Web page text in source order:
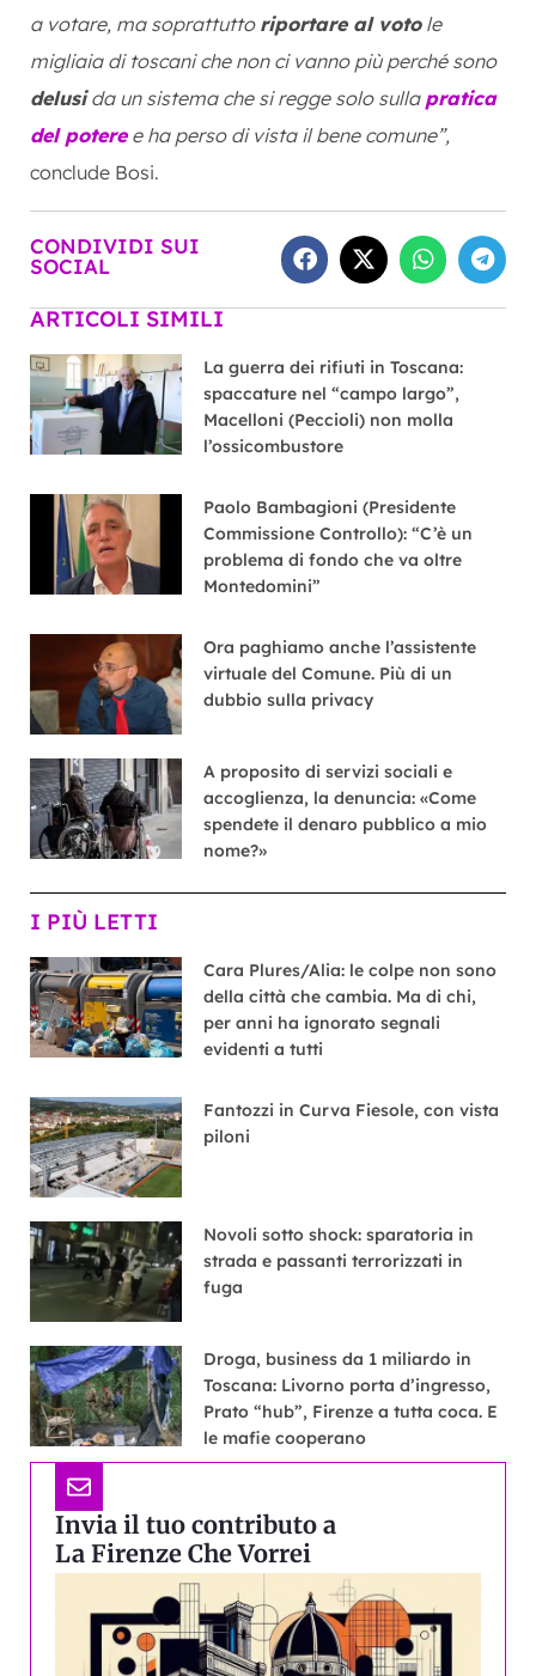
a votare, ma soprattutto riportare al votole
migliaia di toscani che non ci vanno più perché sono
delusida un sistema che si regge solo sulla pratica
del poteree ha perso di vista il bene comune”,
conclude Bosi.
CONDIVIDI SUI
SOCIAL
ARTICOLI SIMILI
La guerra dei rifiuti in Toscana:
spaccature nel “campo largo”,
Macelloni (Peccioli) non molla
l’ossicombustore
Paolo Bambagioni (Presidente
Commissione Controllo): “C’è un
problema di fondo che va oltre
Montedomini”
Ora paghiamo anche l’assistente
virtuale del Comune. Più di un
dubbio sulla privacy
A proposito di servizi sociali e
accoglienza, la denuncia: «Come
spendete il denaro pubblico a mio
nome?»
I PIÙ LETTI
Cara Plures/Alia: le colpe non sono
della città che cambia. Ma di chi,
per anni ha ignorato segnali
evidenti a tutti
Fantozzi in Curva Fiesole, con vista
piloni
Novoli sotto shock: sparatoria in
strada e passanti terrorizzati in
fuga
Droga, business da 1 miliardo in
Toscana: Livorno porta d’ingresso,
Prato “hub”, Firenze a tutta coca. E
le mafie cooperano
Invia il tuo contributo a
La Firenze Che Vorrei